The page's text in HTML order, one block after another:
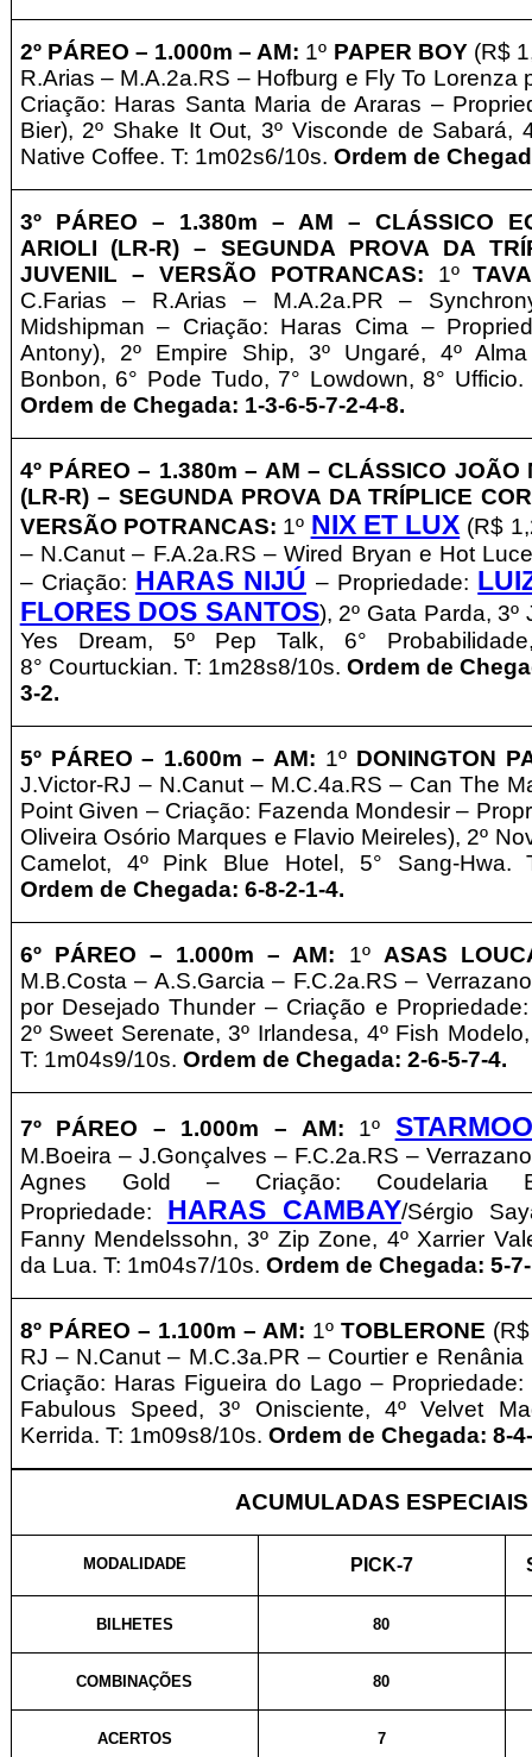
2º PÁREO – 1.000m – AM: 1º PAPER BOY(R$
R.Arias – M.A.2a.RS – Hofburg e Fly To Lorenza
Criação: Haras Santa Maria de Araras –
Bier), 2º Shake It Out, 3º Visconde de Sabará,
Native Coffee. T: 1m02s6/10s. Ordem de
3º PÁREO – 1.380m – AM – CLÁSSICO
ARIOLI (LR-R) – SEGUNDA PROVA DA
JUVENIL – VERSÃO POTRANCAS: 1º
C.Farias – R.Arias – M.A.2a.PR –
Midshipman – Criação: Haras Cima –
Antony), 2º Empire Ship, 3º Ungaré, 4º
Bonbon, 6° Pode Tudo, 7° Lowdown, 8°
Ordem de Chegada: 1-3-6-5-7-2-4-8.
4º PÁREO – 1.380m – AM – CLÁSSICO JOÃO
(LR-R)– SEGUNDA PROVA DA TRÍPLICE
VERSÃO POTRANCAS: 1º NIX ET LUX (R$
– N.Canut – F.A.2a.RS – Wired Bryan e Hot
– Criação: HARAS NIJÚ – Propriedade:
FLORES DOS SANTOS), 2º Gata Parda, 3º
Yes Dream, 5º Pep Talk, 6°
8° Courtuckian. T: 1m28s8/10s.Ordem de
3-2.
5º PÁREO – 1.600m – AM: 1º DONINGTON
J.Victor-RJ – N.Canut – M.C.4a.RS – Can The
Point Given – Criação: Fazenda Mondesir–
Oliveira Osório Marques e Flavio Meireles), 2º
Camelot, 4º Pink Blue Hotel, 5° Sang-Hwa.
Ordem de Chegada: 6-8-2-1-4.
6º PÁREO – 1.000m – AM: 1ºASAS
M.B.Costa – A.S.Garcia – F.C.2a.RS –
por Desejado Thunder – Criação e
2º Sweet Serenate, 3º Irlandesa, 4º Fish
T: 1m04s9/10s. Ordem de Chegada: 2-6-5-7-4.
7º PÁREO – 1.000m – AM: 1º
M.Boeira – J.Gonçalves – F.C.2a.RS –
Agnes Gold – Criação: Coudelaria
Propriedade: HARAS CAMBAY/Sérgio
Fanny Mendelssohn, 3º Zip Zone, 4º Xarrier
da Lua. T: 1m04s7/10s. Ordem de Chegada: 5-
8º PÁREO – 1.100m – AM: 1º TOBLERONE
RJ – N.Canut – M.C.3a.PR – Courtier e Renânia
Criação: Haras Figueira do Lago – Propriedade:
Fabulous Speed, 3º Onisciente, 4º Velvet
Kerrida. T: 1m09s8/10s. Ordem de Chegada: 8-
ACUMULADAS ESPECIAIS
MODALIDADE PICK-7
BILHETES 80
COMBINAÇÕES 80
ACERTOS 7